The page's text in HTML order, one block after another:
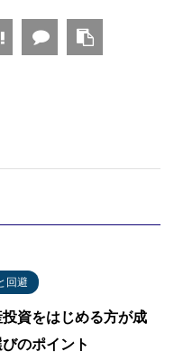
回避
資をはじめる方が成
のポイント